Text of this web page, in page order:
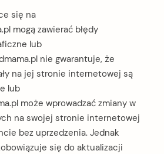
się na
mogą zawierać błędy
lub
nie gwarantuje, że
na jej stronie internetowej są
lub
może wprowadzać zmiany w
na swojej stronie internetowej
bez uprzedzenia. Jednak
się do aktualizacji